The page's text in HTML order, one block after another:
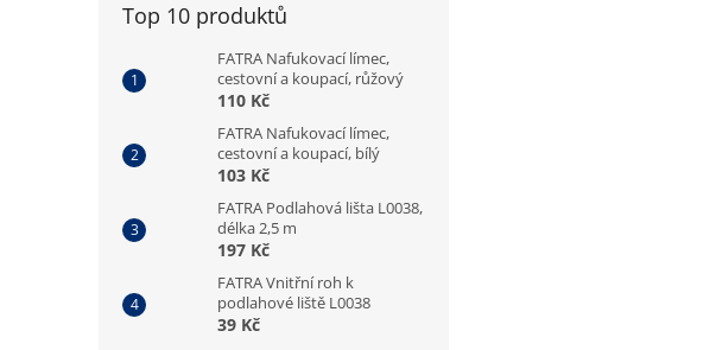
Top 10 produktů
FATRA Nafukovací límec,
cestovní a koupací, růžový
110 Kč
FATRA Nafukovací límec,
cestovní a koupací, bílý
103 Kč
FATRA Podlahová lišta L0038,
délka 2,5 m
197 Kč
FATRA Vnitřní roh k
podlahové liště L0038
39 Kč